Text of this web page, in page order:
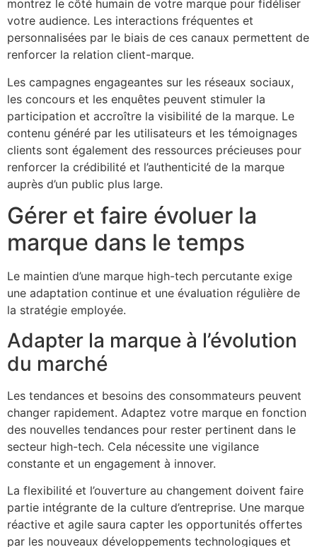
montrez le côté humain de votre marque pour fidéliser
votre audience. Les interactions fréquentes et
personnalisées par le biais de ces canaux permettent de
renforcer la relation client-marque.
Les campagnes engageantes sur les réseaux sociaux,
les concours et les enquêtes peuvent stimuler la
participation et accroître la visibilité de la marque. Le
contenu généré par les utilisateurs et les témoignages
clients sont également des ressources précieuses pour
renforcer la crédibilité et l’authenticité de la marque
auprès d’un public plus large.
Gérer et faire évoluer la
marque dans le temps
Le maintien d’une marque high-tech percutante exige
une adaptation continue et une évaluation régulière de
la stratégie employée.
Adapter la marque à l’évolution
du marché
Les tendances et besoins des consommateurs peuvent
changer rapidement. Adaptez votre marque en fonction
des nouvelles tendances pour rester pertinent dans le
secteur high-tech. Cela nécessite une vigilance
constante et un engagement à innover.
La flexibilité et l’ouverture au changement doivent faire
partie intégrante de la culture d’entreprise. Une marque
réactive et agile saura capter les opportunités offertes
par les nouveaux développements technologiques et